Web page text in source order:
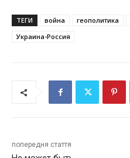
ТЕГИ война геополитика
Украина-Россия
попередня стаття